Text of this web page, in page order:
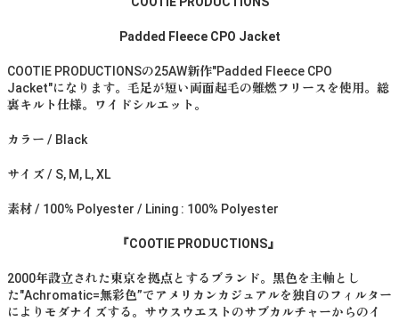
Padded Fleece CPO Jacket
COOTIE PRODUCTIONSの25AW新作"Padded Fleece CPO
Jacket"になります。毛足が短い両面起毛の難燃フリースを使用。総
裏キルト仕様。ワイドシルエット。
カラー / Black
サイズ / S, M, L, XL
素材 / 100% Polyester / Lining : 100% Polyester
『COOTIE PRODUCTIONS』
2000年設立された東京を拠点とするブランド。黒色を主軸とし
た"Achromatic=無彩色”でアメリカンカジュアルを独自のフィルター
によりモダナイズする。サウスウエストのサブカルチャーからのイ